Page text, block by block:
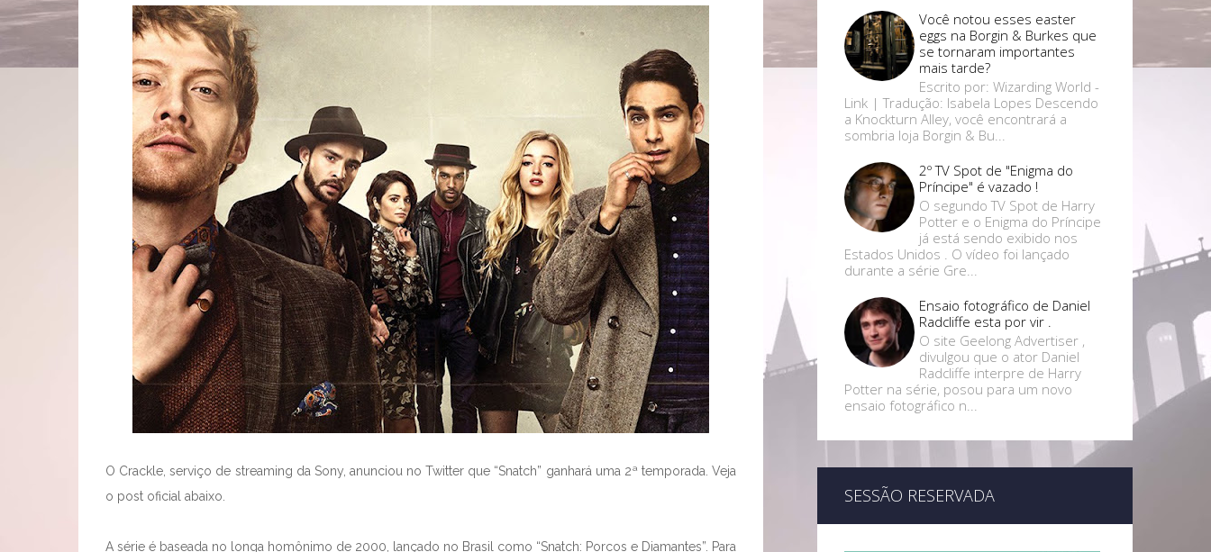
O Crackle, serviço de streaming da Sony, anunciou no Twitter que “Snatch” ganhará uma 2ª temporada. Veja
o post oficial abaixo.
A série é baseada no longa homônimo de 2000, lançado no Brasil como “Snatch: Porcos e Diamantes”. Para
Você notou esses easter
eggs na Borgin & Burkes que
se tornaram importantes
mais tarde?
Escrito por: Wizarding World -
Link | Tradução: Isabela Lopes Descendo
a Knockturn Alley, você encontrará a
sombria loja Borgin & Bu...
2º TV Spot de "Enigma do
Príncipe" é vazado !
O segundo TV Spot de Harry
Potter e o Enigma do Príncipe
já está sendo exibido nos
Estados Unidos . O vídeo foi lançado
durante a série Gre...
Ensaio fotográfico de Daniel
Radcliffe esta por vir .
O site Geelong Advertiser ,
divulgou que o ator Daniel
Radcliffe interpre de Harry
Potter na série, posou para um novo
ensaio fotográfico n...
SESSÃO RESERVADA